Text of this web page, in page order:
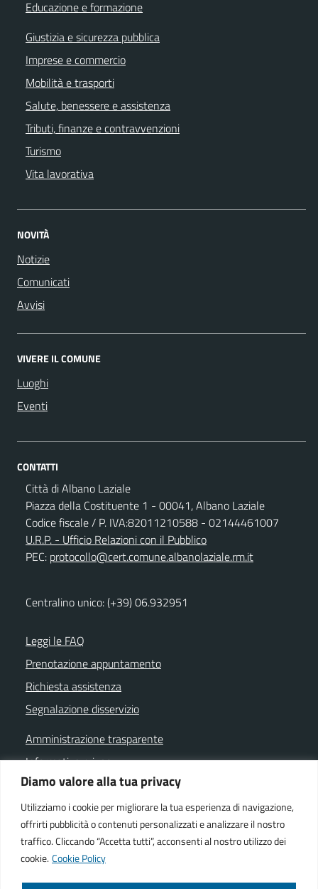
Diamo valore alla tua privacy
Utilizziamo i cookie per migliorare la tua esperienza di navigazione,
offrirti pubblicità o contenuti personalizzati e analizzare il nostro
traffico. Cliccando “Accetta tutti”, acconsenti al nostro utilizzo dei
cookie. Cookie Policy
Educazione e formazione
Giustizia e sicurezza pubblica
Imprese e commercio
Mobilità e trasporti
Salute, benessere e assistenza
Tributi, finanze e contravvenzioni
Turismo
Vita lavorativa
NOVITÀ
Notizie
Comunicati
Avvisi
VIVERE IL COMUNE
Luoghi
Eventi
CONTATTI
Città di Albano Laziale
Piazza della Costituente 1 - 00041, Albano Laziale
Codice fiscale / P. IVA:82011210588 - 02144461007
U.R.P. - Ufficio Relazioni con il Pubblico
PEC: protocollo@cert.comune.albanolaziale.rm.it
Centralino unico: (+39) 06.932951
Leggi le FAQ
Prenotazione appuntamento
Richiesta assistenza
Segnalazione disservizio
Amministrazione trasparente
Informativa privacy
Note legali
Dichiarazione di accessibilità
Cookie policy